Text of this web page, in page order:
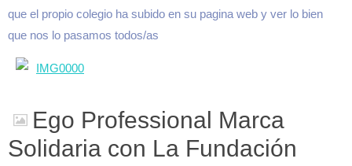
que el propio colegio ha subido en su pagina web y ver lo bien
que nos lo pasamos todos/as
Ego Professional Marca
Solidaria con La Fundación